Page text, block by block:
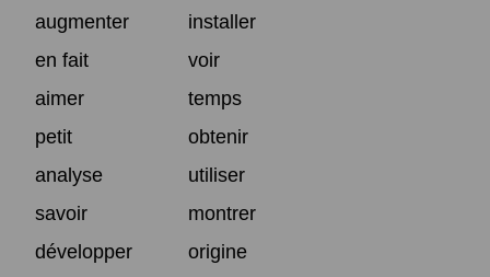
augmenter
installer
en fait
voir
aimer
temps
petit
obtenir
analyse
utiliser
savoir
montrer
développer
origine